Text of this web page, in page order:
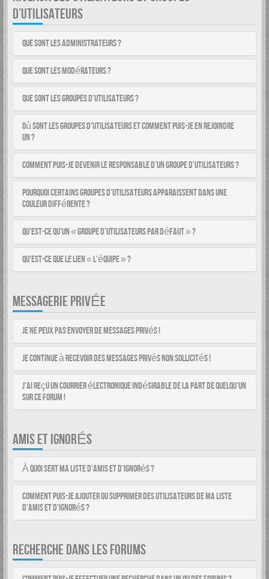
D’UTILISATEURS
Que sont les administrateurs ?
Que sont les modérateurs ?
Que sont les groupes d’utilisateurs ?
Où sont les groupes d’utilisateurs et comment puis-je en rejoindre
un ?
Comment puis-je devenir le responsable d’un groupe d’utilisateurs ?
Pourquoi certains groupes d’utilisateurs apparaissent dans une
couleur différente ?
Qu’est-ce qu’un « groupe d’utilisateurs par défaut » ?
Qu’est-ce que le lien « L’équipe » ?
MESSAGERIE PRIVÉE
Je ne peux pas envoyer de messages privés !
Je continue à recevoir des messages privés non sollicités !
J’ai reçu un courrier électronique indésirable de la part de quelqu’un
sur ce forum !
AMIS ET IGNORÉS
À quoi sert ma liste d’amis et d’ignorés ?
Comment puis-je ajouter ou supprimer des utilisateurs de ma liste
d’amis et d’ignorés ?
RECHERCHE DANS LES FORUMS